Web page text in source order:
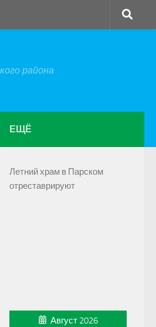
района
ЕЩЁ
Летний храм в Парском
отреставрируют
Август 2026